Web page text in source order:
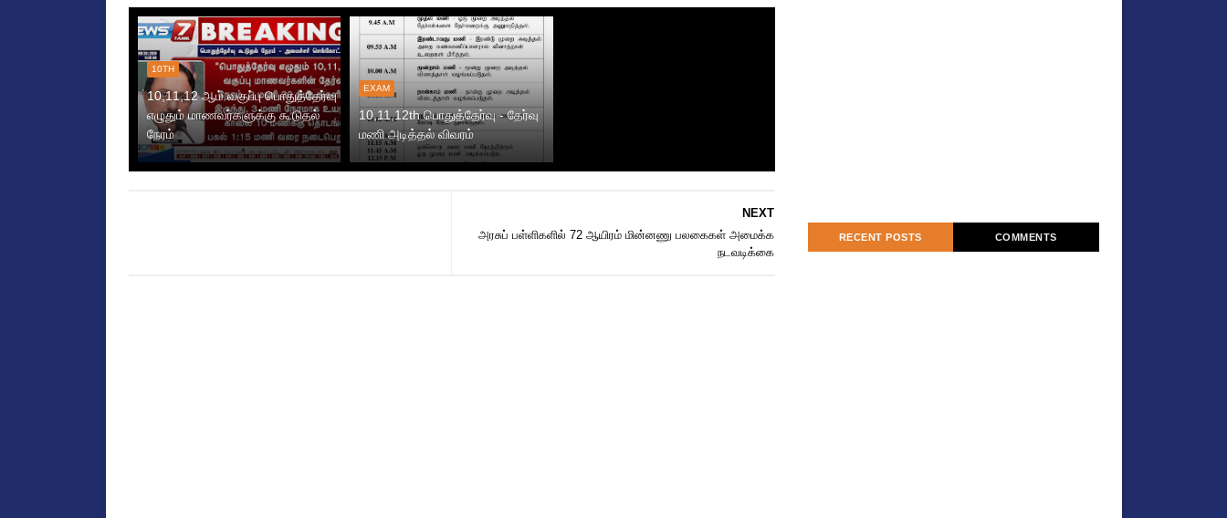
10TH
10,11,12 ஆம் வகுப்பு பொதுத்தேர்வு
எழுதும் மாணவர்களுக்கு கூடுதல்
நேரம்
EXAM
10,11,12th பொதுத்தேர்வு - தேர்வு
மணி அடித்தல் விவரம்
NEXT
அரசுப் பள்ளிகளில் 72 ஆயிரம் மின்னணு பலகைகள் அமைக்க
நடவடிக்கை
RECENT POSTS COMMENTS